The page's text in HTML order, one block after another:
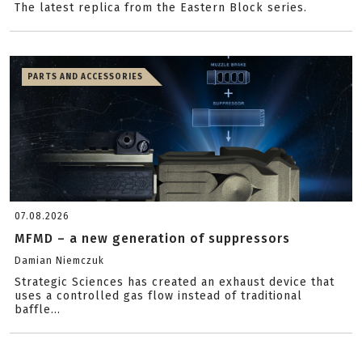
The latest replica from the Eastern Block series.
PARTS AND ACCESSORIES
07.08.2026
MFMD – a new generation of suppressors
Damian Niemczuk
Strategic Sciences has created an exhaust device that
uses a controlled gas flow instead of traditional
baffle...